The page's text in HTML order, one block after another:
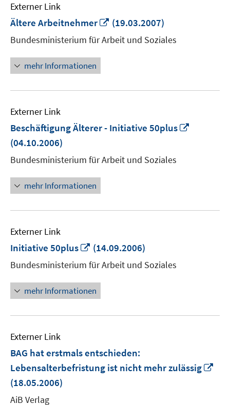
Externer Link
Ältere Arbeitnehmer
In
neuem
Fenster
(19.03.2007)
Bundesministerium für Arbeit und Soziales
mehr Informationen
Externer Link
Beschäftigung Älterer - Initiative 50plus
(04.10.2006)
Bundesministerium für Arbeit und Soziales
mehr Informationen
Externer Link
Initiative 50plus
In
neuem
Fenster
öffnen
(14.09.2006)
Bundesministerium für Arbeit und Soziales
mehr Informationen
Externer Link
BAG hat erstmals entschieden:
Lebensalterbefristung ist nicht mehr zulässig
(18.05.2006)
AiB Verlag